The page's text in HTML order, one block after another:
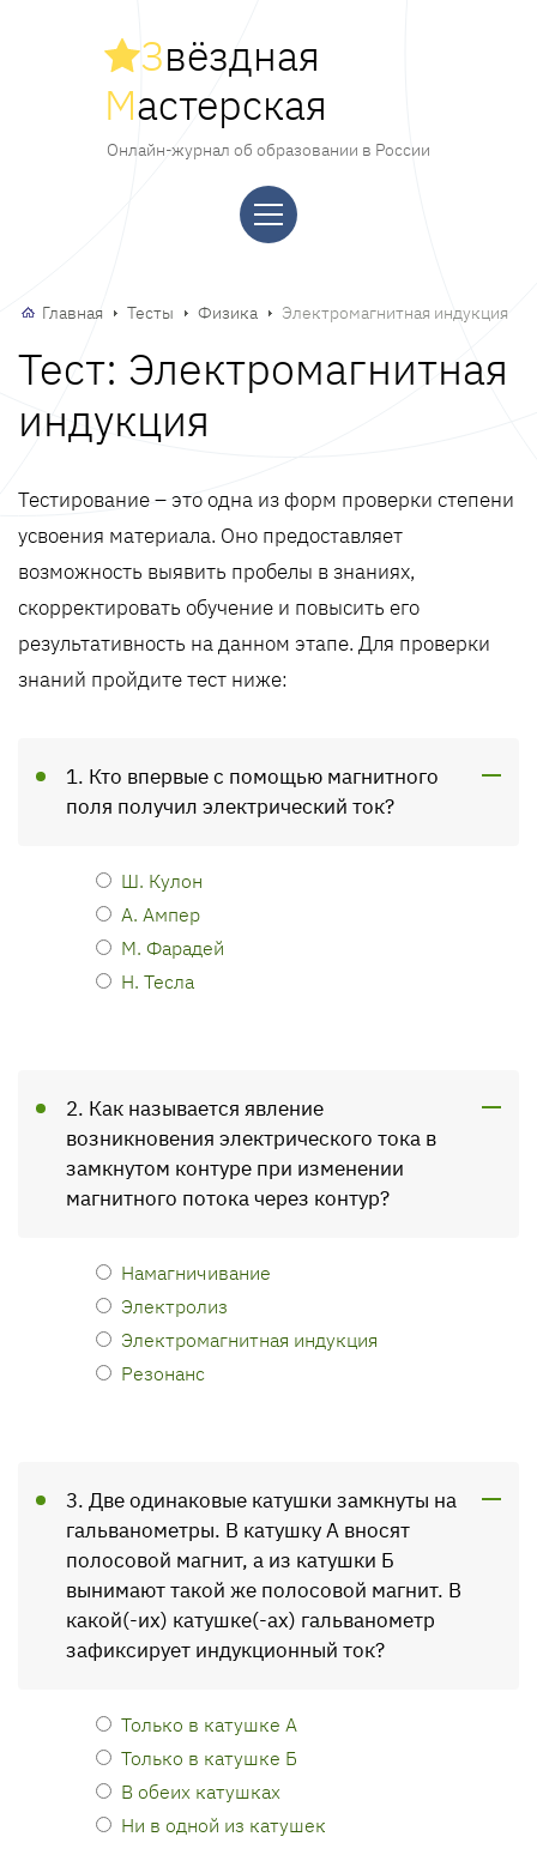
Звёздная
Мастерская
Онлайн-журнал об образовании в России
Главная Тесты Физика Электромагнитная индукция
Тест: Электромагнитная
индукция
Тестирование – это одна из форм проверки степени
усвоения материала. Оно предоставляет
возможность выявить пробелы в знаниях,
скорректировать обучение и повысить его
результативность на данном этапе. Для проверки
знаний пройдите тест ниже:
1. Кто впервые с помощью магнитного
поля получил электрический ток?
Ш. Кулон
А. Ампер
М. Фарадей
Н. Тесла
2. Как называется явление
возникновения электрического тока в
замкнутом контуре при изменении
магнитного потока через контур?
Намагничивание
Электролиз
Электромагнитная индукция
Резонанс
3. Две одинаковые катушки замкнуты на
гальванометры. В катушку А вносят
полосовой магнит, а из катушки Б
вынимают такой же полосовой магнит. В
какой(-их) катушке(-ах) гальванометр
зафиксирует индукционный ток?
Только в катушке А
Только в катушке Б
В обеих катушках
Ни в одной из катушек